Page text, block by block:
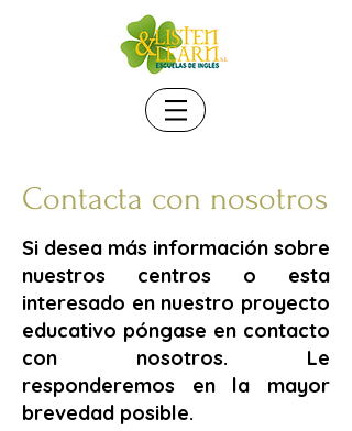
Contacta con nosotros
Si desea más información sobre
nuestros centros o esta
interesado en nuestro proyecto
educativo póngase en contacto
con nosotros. Le
responderemos en la mayor
brevedad posible.